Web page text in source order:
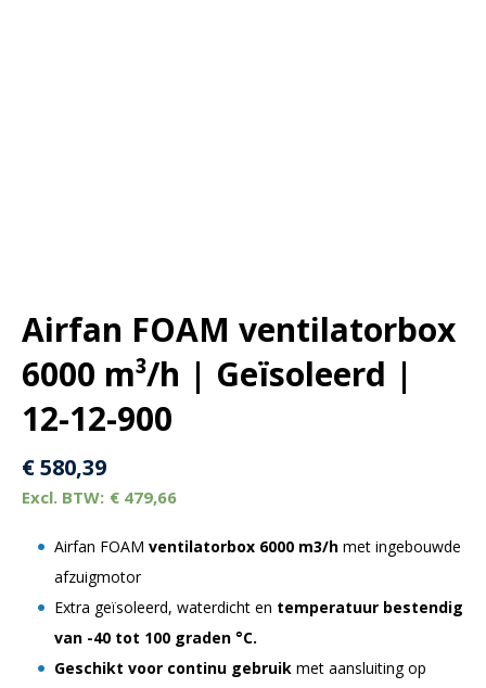
Airfan FOAM ventilatorbox
6000 m³/h | Geïsoleerd |
12-12-900
€580,39
€ 479,66
Airfan FOAM ventilatorbox 6000 m3/h met ingebouwde
afzuigmotor
Extra geïsoleerd, waterdicht en temperatuur bestendig
van -40 tot 100 graden °C.
Geschikt voor continu gebruik met aansluiting op